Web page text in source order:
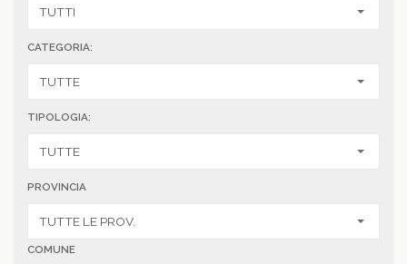
CATEGORIA:
TIPOLOGIA:
PROVINCIA
COMUNE